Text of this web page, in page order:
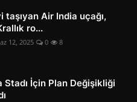
taşıyan Air India uçağı,
ro...
12, 2025 0 8
Stadı İçin Plan Değişikliği